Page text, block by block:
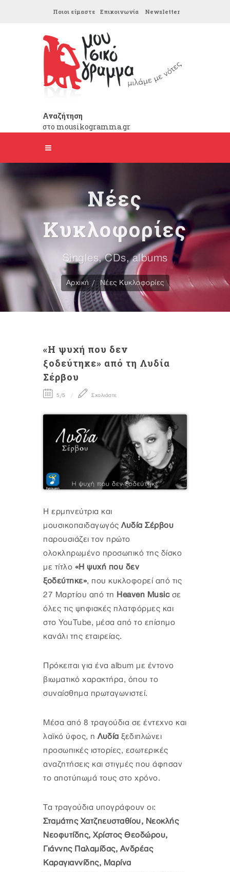
Ποιοι είμαστε Επικοινωνία Newsletter
Αναζήτηση
στο mousikogramma.gr
Νέες
Κυκλοφορίες
Singles, CDs, albums
Αρχική Νέες Κυκλοφορίες
«Η ψυχή που δεν
ξοδεύτηκε» από τη Λυδία
Σέρβου
5/5 Σχολιάστε
Η ερμηνεύτρια και
μουσικοπαιδαγωγός Λυδία Σέρβου
παρουσιάζει τον πρώτο
ολοκληρωμένο προσωπικό της δίσκο
με τίτλο «Η ψυχή που δεν
ξοδεύτηκε», που κυκλοφορεί από τις
27 Μαρτίου από τη Heaven Musicσε
όλες τις ψηφιακές πλατφόρμες και
στο YouTube, μέσα από το επίσημο
κανάλι της εταιρείας.
Πρόκειται για ένα album με έντονο
βιωματικό χαρακτήρα, όπου το
συναίσθημα πρωταγωνιστεί.
Μέσα από 8 τραγούδια σε έντεχνο και
λαϊκό ύφος, η Λυδία ξεδιπλώνει
προσωπικές ιστορίες, εσωτερικές
αναζητήσεις και στιγμές που άφησαν
το αποτύπωμά τους στο χρόνο.
Τα τραγούδια υπογράφουν οι:
Σταμάτης Χατζηευσταθίου, Νεοκλής
Νεοφυτίδης, Χρίστος Θεοδώρου,
Γιάννης Παλαμίδας, Ανδρέας
Καραγιαννίδης, Μαρίνα